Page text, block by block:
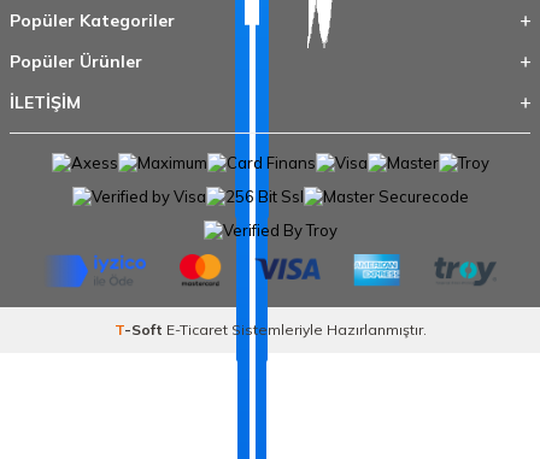
Popüler Kategoriler
Popüler Ürünler
İLETİŞİM
T-Soft E-TicaretSistemleriyle Hazırlanmıştır.